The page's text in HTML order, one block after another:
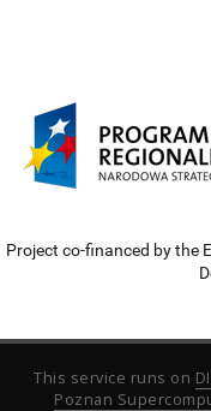
Project co-financed by the
This service runs on
Poznan